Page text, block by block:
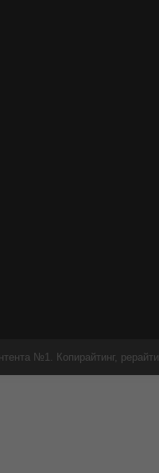
№1. Копирайтинг,